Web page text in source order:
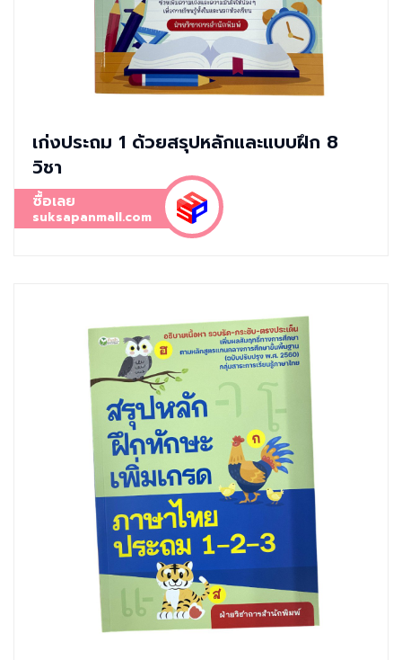
เก่งประถม 1 ด้วยสรุปหลักและแบบฝึก 8
วิชา
ซื้อเลย
suksapanmall.com